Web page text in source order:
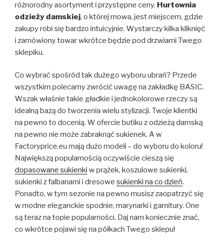
różnorodny asortyment i przystępne ceny. Hurtownia
odzieży damskiej, o której mowa, jest miejscem, gdzie
zakupy robi się bardzo intuicyjnie. Wystarczy kilka kliknięć
i zamówiony towar wkrótce będzie pod drzwiami Twego
sklepiku.
Co wybrać spośród tak dużego wyboru ubrań? Przede
wszystkim polecamy zwrócić uwagę na zakładkę BASIC.
Wszak właśnie takie gładkie i jednokolorowe rzeczy są
idealną bazą do tworzenia wielu stylizacji. Twoje klientki
na pewno to docenią. W ofercie butiku z odzieżą damską
na pewno nie może zabraknąć sukienek. A w
Factoryprice.eu mają dużo modeli – do wyboru do koloru!
Największą popularnością oczywiście cieszą się
dopasowane sukienki w prążek, koszulowe sukienki,
sukienki z falbanami i dresowe sukienki na co dzień.
Ponadto, w tym sezonie na pewno musisz zaopatrzyć się
w modne eleganckie spodnie, marynarki i garnitury. One
są teraz na topie popularności. Daj nam koniecznie znać,
co wkrótce pojawi się na półkach Twego sklepu!